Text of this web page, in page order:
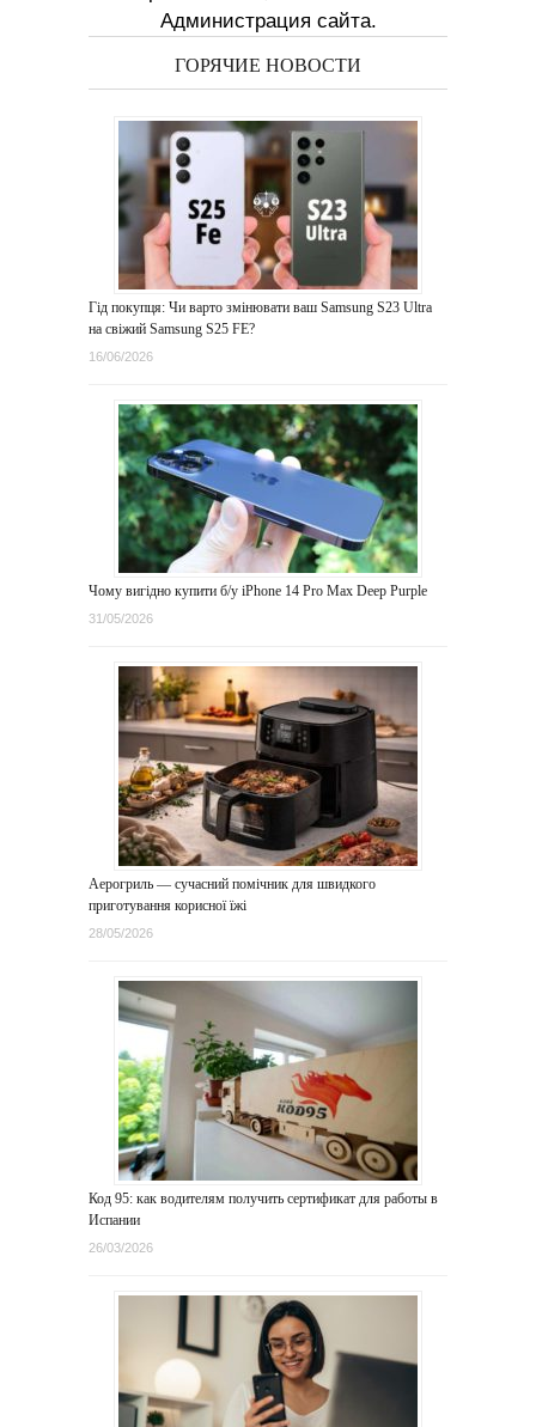
Администрация сайта.
ГОРЯЧИЕ НОВОСТИ
Гід покупця: Чи варто змінювати ваш Samsung S23 Ultra
на свіжий Samsung S25 FE?
16/06/2026
Чому вигідно купити б/у iPhone 14 Pro Max Deep Purple
31/05/2026
Аерогриль — сучасний помічник для швидкого
приготування корисної їжі
28/05/2026
Код 95: как водителям получить сертификат для работы в
Испании
26/03/2026